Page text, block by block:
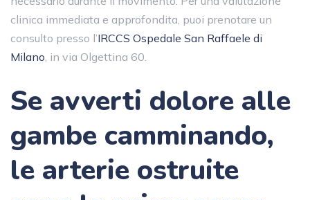
clinica immediata e approfondita, puoi prenotare un
consulto presso l’IRCCS Ospedale San Raffaele di
Milano, in via Olgettina 60.
Se avverti dolore alle
gambe camminando,
le arterie ostruite